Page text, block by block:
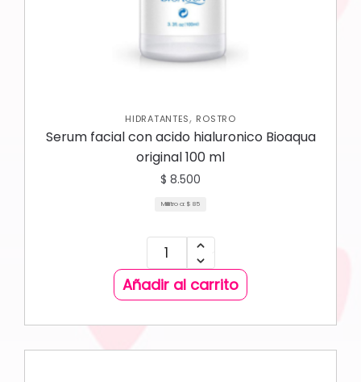
HIDRATANTES, ROSTRO
Serum facial con acido hialuronico Bioaqua
original 100 ml
$ 8.500
Mililitro a: $ 85
Añadir al carrito